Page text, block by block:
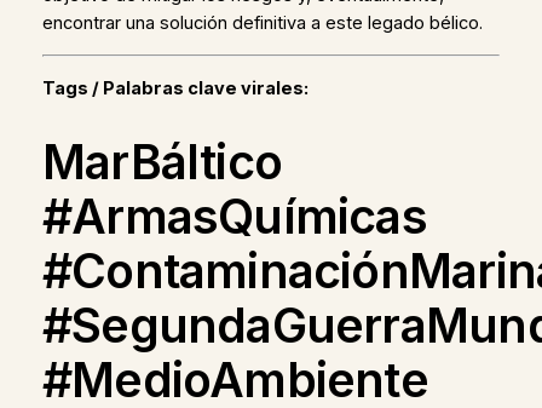
encontrar una solución definitiva a este legado bélico.
Tags / Palabras clave virales:
MarBáltico
#ArmasQuímicas
#MedioAmbiente